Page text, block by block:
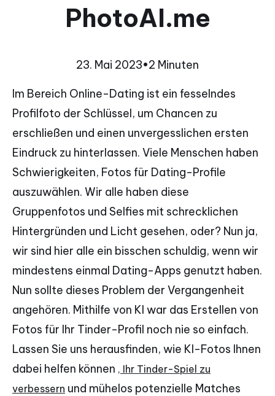
PhotoAI.me
23. Mai 2023•2 Minuten
Im Bereich Online-Dating ist ein fesselndes
Profilfoto der Schlüssel, um Chancen zu
erschließen und einen unvergesslichen ersten
Eindruck zu hinterlassen. Viele Menschen haben
Schwierigkeiten, Fotos für Dating-Profile
auszuwählen. Wir alle haben diese
Gruppenfotos und Selfies mit schrecklichen
Hintergründen und Licht gesehen, oder? Nun ja,
wir sind hier alle ein bisschen schuldig, wenn wir
mindestens einmal Dating-Apps genutzt haben.
Nun sollte dieses Problem der Vergangenheit
angehören. Mithilfe von KI war das Erstellen von
Fotos für Ihr Tinder-Profil noch nie so einfach.
Lassen Sie uns herausfinden, wie KI-Fotos Ihnen
dabei helfen können , Ihr Tinder-Spiel zu
verbessern und mühelos potenzielle Matches